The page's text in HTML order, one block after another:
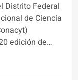
Distrito Federal
de Ciencia
edición de…